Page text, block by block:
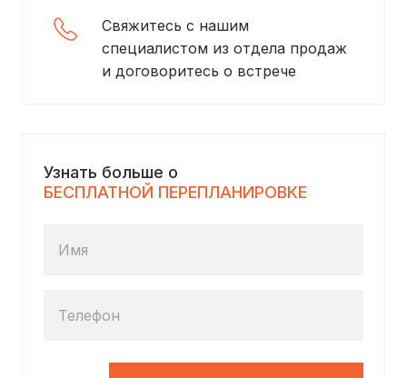
Свяжитесь с нашим
специалистом из отдела продаж
и договоритесь о встрече
Узнать больше о
БЕСПЛАТНОЙ ПЕРЕПЛАНИРОВКЕ
Имя
Телефон